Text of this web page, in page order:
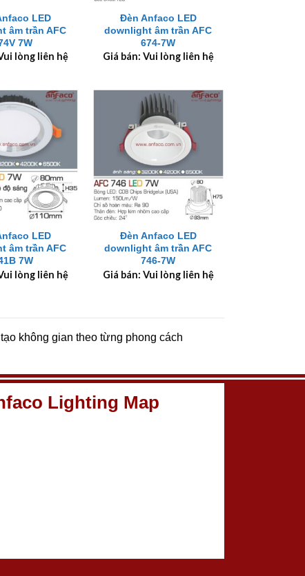
LED
âm trần AFC
7W
lòng liên hệ
Đèn Anfaco LED
downlight âm trần AFC
674-7W
Giá bán: Vui lòng liên hệ
LED
âm trần AFC
7W
lòng liên hệ
+
Đèn Anfaco LED
downlight âm trần AFC
746-7W
Giá bán: Vui lòng liên hệ
không gian theo từng phong cách
Lighting Map